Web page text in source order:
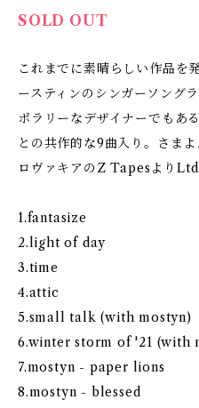
SOLD OUT
これまでに素晴らしい作品を
ースティンのシンガーソング
ポラリーなデザイナーでも
との共作的な9曲入り。さま
ロヴァキアのZ Tapesより
1.fantasize
2.light of day
3.time
4.attic
5.small talk (with mostyn)
6.winter storm of '21 (with
7.mostyn - paper lions
8.mostyn - blessed